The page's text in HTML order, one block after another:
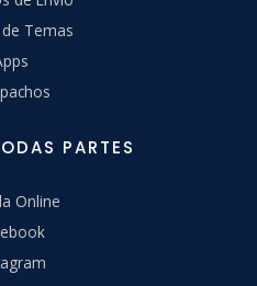
Temas
PARTES
Online